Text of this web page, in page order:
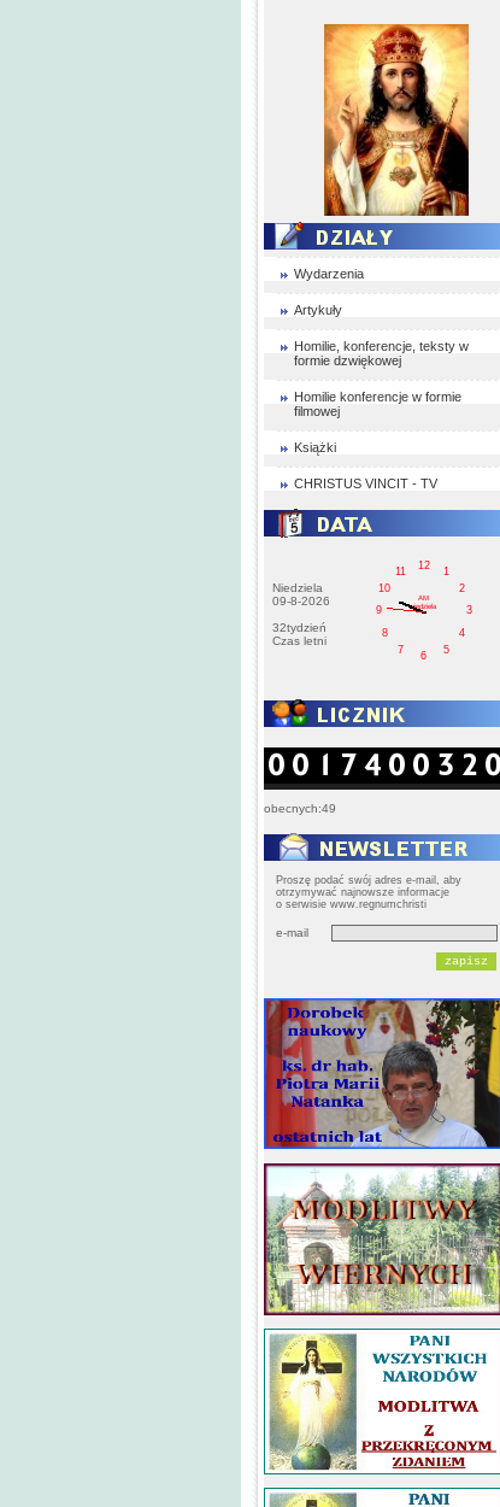
Wydarzenia
Artykuły
Homilie, konferencje, teksty w
formie dzwiękowej
Homilie konferencje w formie
filmowej
Książki
CHRISTUS VINCIT - TV
Niedziela
09-8-2026
32tydzień
Czas letni
1
2
3
4
5
6
7
8
9
10
11
12
AM
niedziela
obecnych:49
Proszę podać swój adres e-mail, aby
otrzymywać najnowsze informacje
o serwisie www.regnumchristi
e-mail